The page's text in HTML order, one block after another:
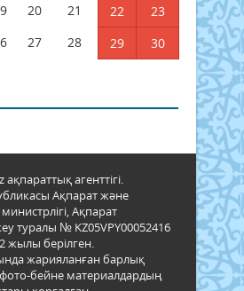
20 21 22
23
27 28 29
30
агенттігі.
Ақпарат және
Ақпарат
туралы № KZ05VPY00052416
жылы берілген.
жарияланған барлық
бейне материалдардың